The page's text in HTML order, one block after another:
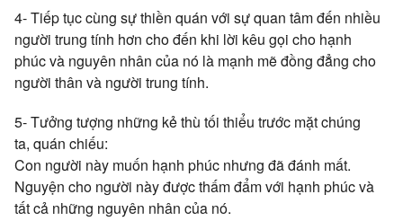
4- Tiếp tục cùng sự thiền quán với sự quan tâm đến nhiều
người trung tính hơn cho đến khi lời kêu gọi cho hạnh
phúc và nguyên nhân của nó là mạnh mẽ đồng đẳng cho
người thân và người trung tính.
5- Tưởng tượng những kẻ thù tối thiểu trước mặt chúng
ta, quán chiếu:
Con người này muốn hạnh phúc nhưng đã đánh mất.
Nguyện cho người này được thấm đẩm với hạnh phúc và
tất cả những nguyên nhân của nó.